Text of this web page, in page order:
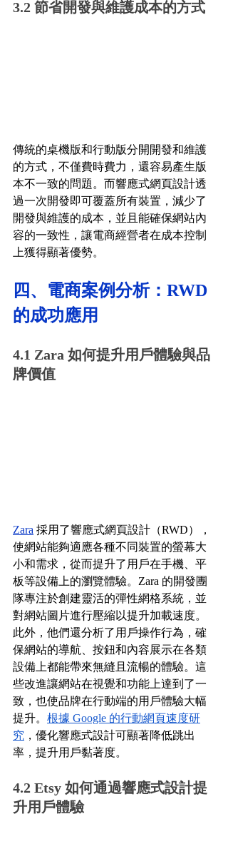
3.2 節省開發與維護成本的方式
傳統的桌機版和行動版分開開發和維護
的方式，不僅費時費力，還容易產生版
本不一致的問題。而響應式網頁設計透
過一次開發即可覆蓋所有裝置，減少了
開發與維護的成本，並且能確保網站內
容的一致性，讓電商經營者在成本控制
上獲得顯著優勢。
四、電商案例分析：RWD
的成功應用
4.1 Zara 如何提升用戶體驗與品
牌價值
Zara 採用了響應式網頁設計（RWD），
使網站能夠適應各種不同裝置的螢幕大
小和需求，從而提升了用戶在手機、平
板等設備上的瀏覽體驗。Zara 的開發團
隊專注於創建靈活的彈性網格系統，並
對網站圖片進行壓縮以提升加載速度。
此外，他們還分析了用戶操作行為，確
保網站的導航、按鈕和內容展示在各類
設備上都能帶來無縫且流暢的體驗。這
些改進讓網站在視覺和功能上達到了一
致，也使品牌在行動端的用戶體驗大幅
提升。 根據 Google 的行動網頁速度研
究 ，優化響應式設計可顯著降低跳出
率，提升用戶黏著度。
4.2 Etsy 如何通過響應式設計提
升用戶體驗